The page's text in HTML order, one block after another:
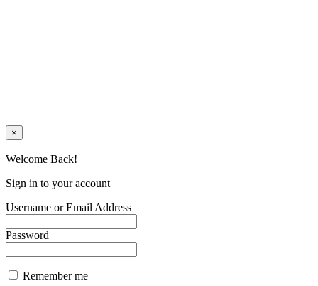
×
Welcome Back!
Sign in to your account
Username or Email Address
Password
Remember me